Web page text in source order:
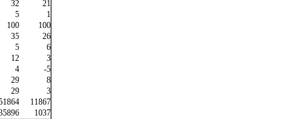
32
21
5
1
100
100
35
26
5
6
12
3
4
-5
29
8
29
3
11867
1037